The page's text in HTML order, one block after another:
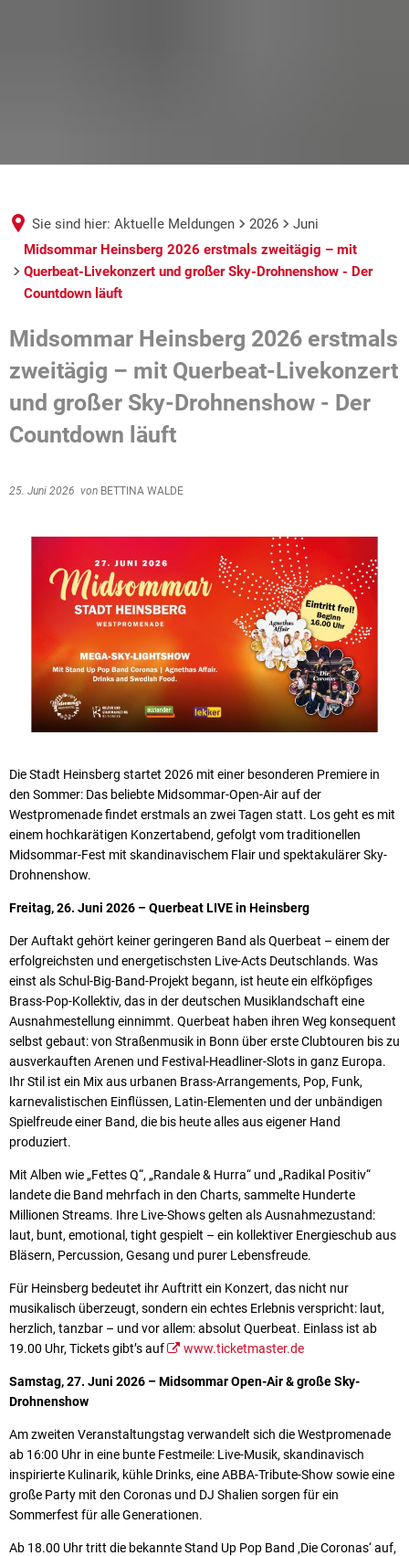
Sie sind hier: Aktuelle Meldungen 2026
Juni
Midsommar Heinsberg 2026 erstmals zweitägig – mit
Querbeat-Livekonzert und großer Sky-Drohnenshow - Der
Countdown läuft
Midsommar Heinsberg 2026 erstmals
zweitägig – mit Querbeat-Livekonzert
und großer Sky-Drohnenshow - Der
Countdown läuft
25. Juni 2026 von BETTINA WALDE
Die Stadt Heinsberg startet 2026 mit einer besonderen Premiere in
den Sommer: Das beliebte Midsommar-Open-Air auf der
Westpromenade findet erstmals an zwei Tagen statt. Los geht es mit
einem hochkarätigen Konzertabend, gefolgt vom traditionellen
Midsommar-Fest mit skandinavischem Flair und spektakulärer Sky-
Drohnenshow.
Freitag, 26. Juni 2026 – Querbeat LIVE in Heinsberg
Der Auftakt gehört keiner geringeren Band als Querbeat – einem der
erfolgreichsten und energetischsten Live-Acts Deutschlands. Was
einst als Schul-Big-Band-Projekt begann, ist heute ein elfköpfiges
Brass-Pop-Kollektiv, das in der deutschen Musiklandschaft eine
Ausnahmestellung einnimmt. Querbeat haben ihren Weg konsequent
selbst gebaut: von Straßenmusik in Bonn über erste Clubtouren bis zu
ausverkauften Arenen und Festival-Headliner-Slots in ganz Europa.
Ihr Stil ist ein Mix aus urbanen Brass-Arrangements, Pop, Funk,
karnevalistischen Einflüssen, Latin-Elementen und der unbändigen
Spielfreude einer Band, die bis heute alles aus eigener Hand
produziert.
Mit Alben wie „Fettes Q“, „Randale & Hurra“ und „Radikal Positiv“
landete die Band mehrfach in den Charts, sammelte Hunderte
Millionen Streams. Ihre Live-Shows gelten als Ausnahmezustand:
laut, bunt, emotional, tight gespielt – ein kollektiver Energieschub aus
Bläsern, Percussion, Gesang und purer Lebensfreude.
Für Heinsberg bedeutet ihr Auftritt ein Konzert, das nicht nur
musikalisch überzeugt, sondern ein echtes Erlebnis verspricht: laut,
herzlich, tanzbar – und vor allem: absolut Querbeat. Einlass ist ab
19.00 Uhr, Tickets gibt’s auf
www.ticketmaster.de
Samstag, 27. Juni 2026 – Midsommar Open-Air & große Sky-
Drohnenshow
Am zweiten Veranstaltungstag verwandelt sich die Westpromenade
ab 16:00 Uhr in eine bunte Festmeile: Live-Musik, skandinavisch
inspirierte Kulinarik, kühle Drinks, eine ABBA-Tribute-Show sowie eine
große Party mit den Coronas und DJ Shalien sorgen für ein
Sommerfest für alle Generationen.
Ab 18.00 Uhr tritt die bekannte Stand Up Pop Band ‚Die Coronas‘ auf,